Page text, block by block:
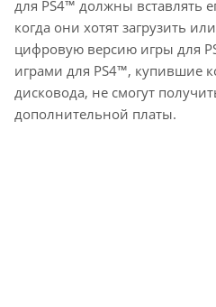
для PS4™ должны вставлять
когда они хотят загрузить
цифровую версию игры для
играми для PS4™, купившие
дисковода, не смогут
дополнительной платы.